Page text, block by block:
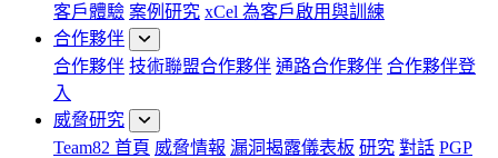
客戶體驗 案例研究 xCel 為客戶啟用與訓練
合作夥伴
合作夥伴 技術聯盟合作夥伴 通路合作夥伴 合作夥伴登
入
威脅研究
Team82 首頁 威脅情報 漏洞揭露儀表板 研究 對話 PGP